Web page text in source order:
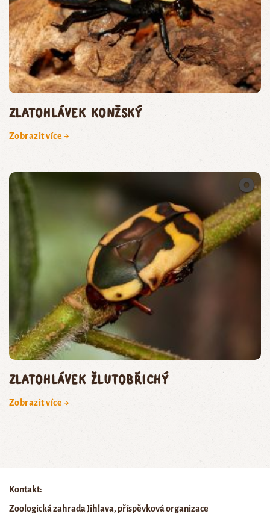
zlatohlávek konžský
Zobrazit více →
zlatohlávek žlutobřichý
Zobrazit více →
Kontakt:
Zoologická zahrada Jihlava, příspěvková organizace